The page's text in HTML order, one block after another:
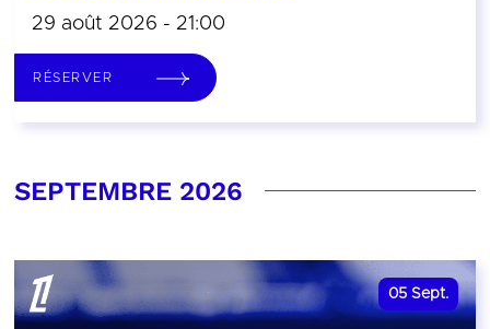
29 août 2026 - 21:00
RÉSERVER
SEPTEMBRE 2026
05 Sept.